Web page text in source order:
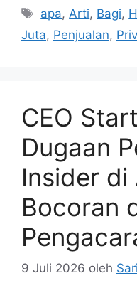
Tag
apa, Arti, Bagi,
Juta, Penjualan,
CEO
Dugaan
Insider di
Bocoran
9 Juli 2026 oleh